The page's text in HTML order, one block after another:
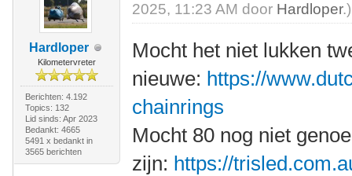
Hardloper
Kilometervreter
Berichten: 4.192
Topics: 132
Lid sinds: Apr 2023
Bedankt: 4665
5491 x bedankt in
3565 berichten
2025, 11:23 AM door Hardloper.)
Mocht het niet lukken
nieuwe: https://
chainrings
Mocht 80 nog niet
zijn: https://